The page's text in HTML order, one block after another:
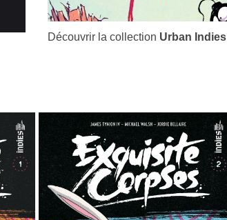
Découvrir la collection Urban Indies